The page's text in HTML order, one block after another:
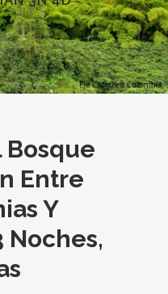
Bosque
Entre
Y
Noches,